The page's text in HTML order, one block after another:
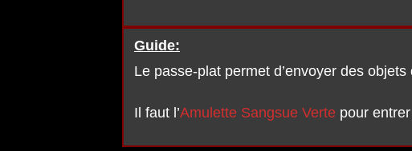
Guide:
Le passe-plat permet d’envoyer des objets
Il faut l’Amulette Sangsue Verte pour